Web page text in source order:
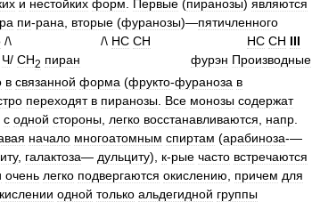
и нестойких форм Первые (пиранозы) являются
пи-рана вторые (фуранозы)—пятичленного
/\ /\ НС СН НС СН III
Ч/ СН2 пиран фурэн Производные
в связанной форма (фрукто-фураноза в
переходят в пиранозы Все монозы содержат
с одной стороны легко восстанавливаются напр
начало многоатомным спиртам (арабиноза-—
, галактоза— дульциту), к-рые часто встречаются
очень легко подвергаются окислению причем для
одной только альдегидной группы